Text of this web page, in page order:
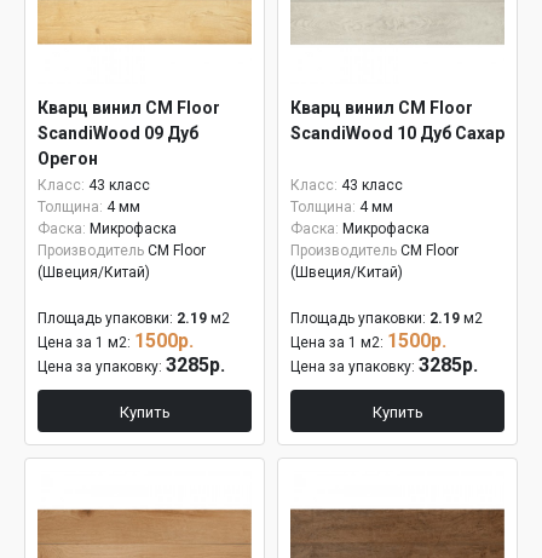
Кварц винил CM Floor
ScandiWood 09 Дуб
Орегон
Класс: 43 класс
Толщина: 4 мм
Фаска: Микрофаска
Производитель CM Floor
(Швеция/Китай)
Площадь упаковки: 2.19 м2
Цена за 1 м2: 1500р.
Цена за упаковку: 3285р.
Купить
Кварц винил CM Floor
ScandiWood 10 Дуб Сахар
Класс: 43 класс
Толщина: 4 мм
Фаска: Микрофаска
Производитель CM Floor
(Швеция/Китай)
Площадь упаковки: 2.19 м2
Цена за 1 м2: 1500р.
Цена за упаковку: 3285р.
Купить